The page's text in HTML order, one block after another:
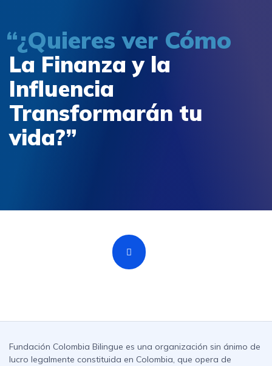
“¿Quieres ver Cómo
La Finanza y la
Influencia
Transformarán tu
vida?”
Fundación Colombia Bilingue es una organización sin ánimo de
lucro legalmente constituida en Colombia, que opera de